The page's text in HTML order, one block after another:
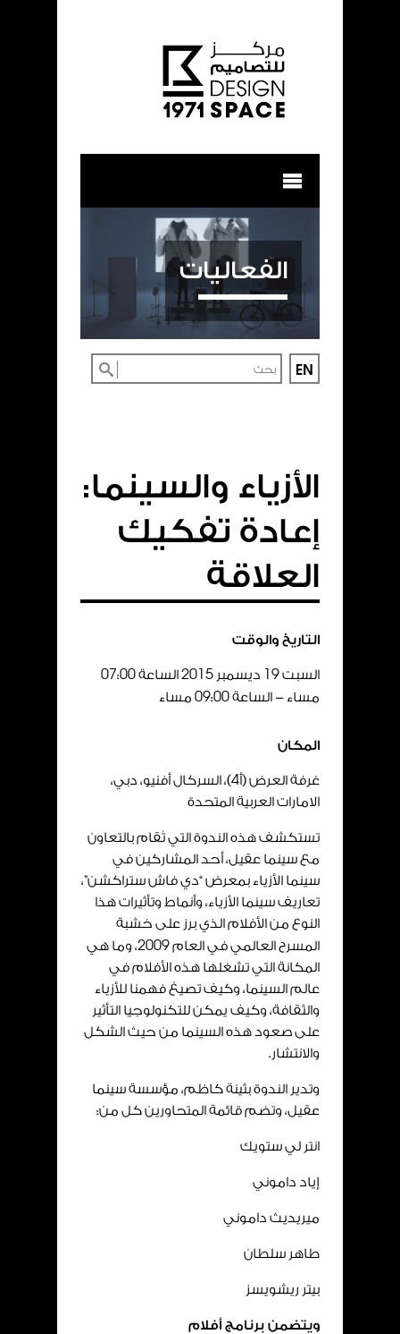
الفعاليات
EN
الأزياء والسينما:
إعادة تفكيك
العلاقة
التاريخ والوقت
السبت19 ديسمبر 2015الساعة 07:00
مساء - الساعة 09:00 مساء
المكان
غرفة العرض (أ4)، السركال أفنيو، دبي،
الامارات العربية المتحدة
تستكشف هذه الندوة التي تُقام بالتعاون
مع سينما عقيل، أحد المشاركين في
سينما الأزياء بمعرض “دي فاش ستراكشن”،
تعاريف سينما الأزياء، وأنماط وتأثيرات هذا
النوع من الأفلام الذي برز على خشبة
المسرح العالمي في العام2009، وما هي
المكانة التي تشغلها هذه الأفلام في
عالم السينما، وكيف تصيغ فهمنا للأزياء
والثقافة، وكيف يمكن للتكنولوجيا التأثير
على صعود هذه السينما من حيث الشكل
والانتشار.
وتدير الندوة بثينة كاظم، مؤسسة سينما
عقيل، وتضم قائمة المتحاورين كل من:
انتر لي ستويك
إياد داموني
ميريديث داموني
طاهر سلطان
بيتر ريشويسز
ويتضمن برنامج أفلام